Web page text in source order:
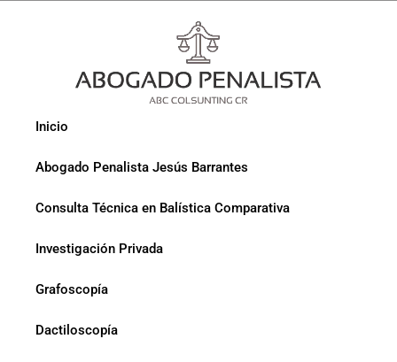
Inicio
Abogado Penalista Jesús Barrantes
Consulta Técnica en Balística Comparativa
Investigación Privada
Grafoscopía
Dactiloscopía